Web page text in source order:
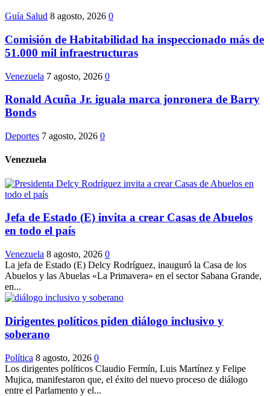
Guía Salud 8 agosto, 2026 0
Comisión de Habitabilidad ha inspeccionado más de
51.000 mil infraestructuras
Venezuela 7 agosto, 2026 0
Ronald Acuña Jr. iguala marca jonronera de Barry
Bonds
Deportes 7 agosto, 2026 0
Venezuela
Jefa de Estado (E) invita a crear Casas de Abuelos
en todo el país
Venezuela 8 agosto, 2026 0
La jefa de Estado (E) Delcy Rodríguez, inauguró la Casa de los
Abuelos y las Abuelas «La Primavera» en el sector Sabana Grande,
en...
Dirigentes políticos piden diálogo inclusivo y
soberano
Política 8 agosto, 2026 0
Los dirigentes políticos Claudio Fermín, Luis Martínez y Felipe
Mujica, manifestaron que, el éxito del nuevo proceso de diálogo
entre el Parlamento y el...